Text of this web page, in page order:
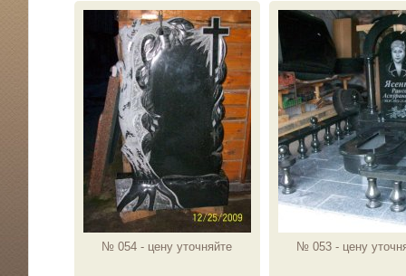
№ 054 - цену уточняйте № 053 - цену